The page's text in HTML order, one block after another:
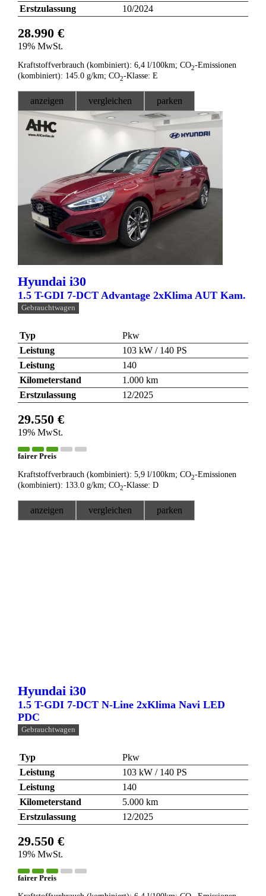
Erstzulassung
10/2024
28.990 €
19% MwSt.
Kraftstoffverbrauch (kombiniert): 6,4 l/100km; CO2-Emissionen
(kombiniert): 145.0 g/km; CO2-Klasse: E
anzeigen vergleichen parken
Hyundai i30
1.5 T-GDI 7-DCT Advantage 2xKlima AUT Kam.
Gebrauchtwagen
Typ
Pkw
Leistung
103 kW / 140 PS
Leistung
140
Kilometerstand
1.000 km
Erstzulassung
12/2025
29.550 €
19% MwSt.
fairer Preis
Kraftstoffverbrauch (kombiniert): 5,9 l/100km; CO2-Emissionen
(kombiniert): 133.0 g/km; CO2-Klasse: D
anzeigen vergleichen parken
Hyundai i30
1.5 T-GDI 7-DCT N-Line 2xKlima Navi LED
PDC
Gebrauchtwagen
Typ
Pkw
Leistung
103 kW / 140 PS
Leistung
140
Kilometerstand
5.000 km
Erstzulassung
12/2025
29.550 €
19% MwSt.
fairer Preis